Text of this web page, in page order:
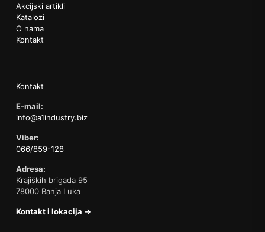
Akcijski artikli
Katalozi
O nama
Kontakt
Kontakt
E-mail:
info@a1industry.biz
Viber:
066/859-128
Adresa:
Krajiških brigada 95
78000 Banja Luka
Kontakt i lokacija →